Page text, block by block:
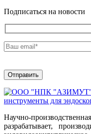
Подписаться на новости
Научно-
разрабатывает,